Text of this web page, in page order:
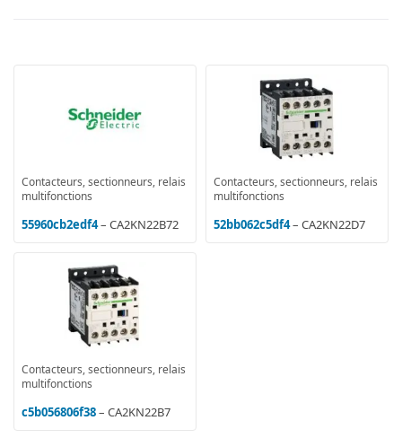
Contacteurs, sectionneurs, relais
multifonctions
55960cb2edf4– CA2KN22B72
Contacteurs, sectionneurs, relais
multifonctions
52bb062c5df4– CA2KN22D7
Contacteurs, sectionneurs, relais
multifonctions
c5b056806f38– CA2KN22B7